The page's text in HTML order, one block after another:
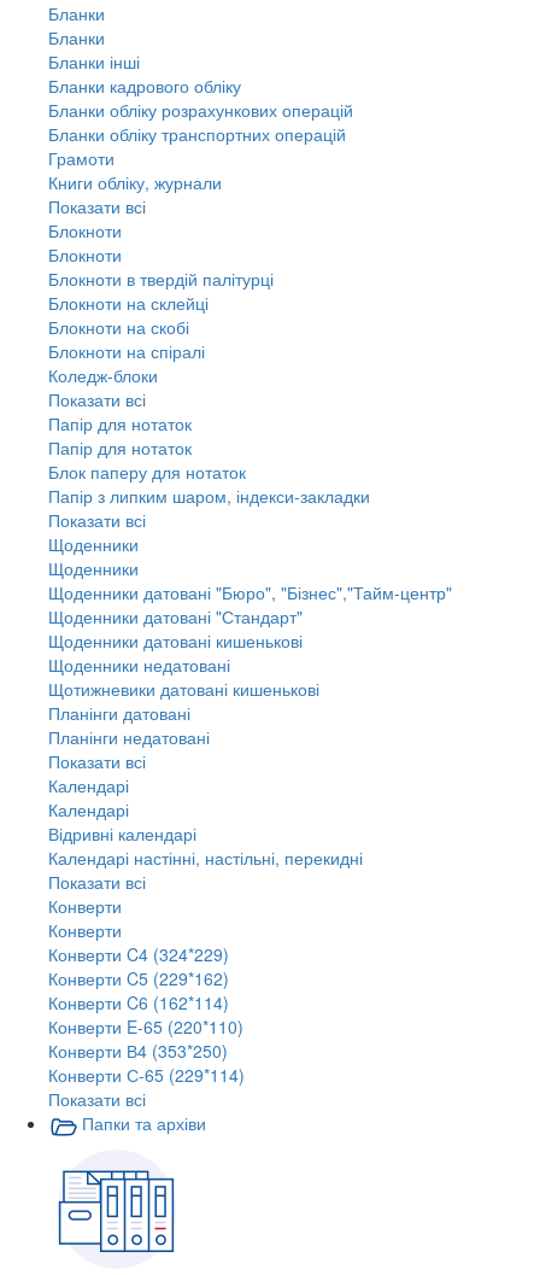
Бланки
Бланки
Бланки інші
Бланки кадрового обліку
Бланки обліку розрахункових операцій
Бланки обліку транспортних операцій
Грамоти
Книги обліку, журнали
Показати всі
Блокноти
Блокноти
Блокноти в твердій палітурці
Блокноти на склейці
Блокноти на скобі
Блокноти на спіралі
Коледж-блоки
Показати всі
Папір для нотаток
Папір для нотаток
Блок паперу для нотаток
Папір з липким шаром, індекси-закладки
Показати всі
Щоденники
Щоденники
Щоденники датовані "Бюро", "Бізнес","Тайм-центр"
Щоденники датовані "Стандарт"
Щоденники датовані кишенькові
Щоденники недатовані
Щотижневики датовані кишенькові
Планінги датовані
Планінги недатовані
Показати всі
Календарі
Календарі
Відривні календарі
Календарі настінні, настільні, перекидні
Показати всі
Конверти
Конверти
Конверти C4 (324*229)
Конверти C5 (229*162)
Конверти C6 (162*114)
Конверти E-65 (220*110)
Конверти В4 (353*250)
Конверти С-65 (229*114)
Показати всі
Папки та архіви